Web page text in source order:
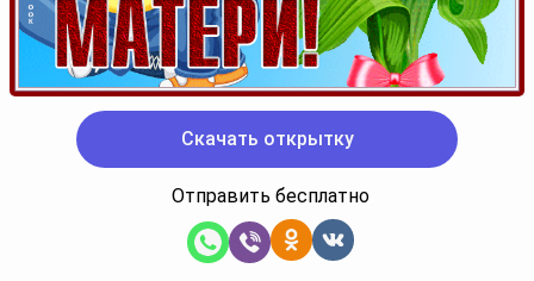
Скачать открытку
Отправить бесплатно